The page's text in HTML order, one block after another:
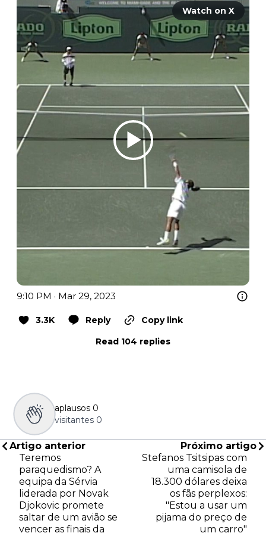
Watch on X
9:10 PM · Mar 29, 2023
3.3K Reply
Copy link
Read 104 replies
aplausos 0
visitantes 0
Artigo anterior
Teremos
paraquedismo? A
equipa da Sérvia
liderada por Novak
Djokovic promete
saltar de um avião se
vencer as finais da
Próximo artigo
Stefanos Tsitsipas com
uma camisola de
18.300 dólares deixa
os fãs perplexos:
"Estou a usar um
pijama do preço de
um carro"